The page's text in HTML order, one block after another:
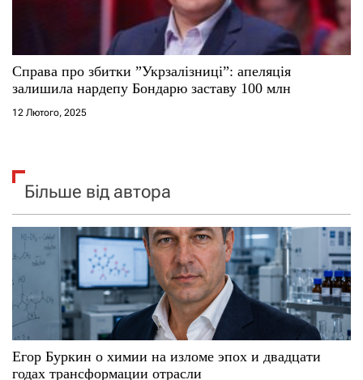
Справа про збитки ”Укрзалізниці”: апеляція
залишила нардепу Бондарю заставу 100 млн
12 Лютого, 2025
Більше від автора
Егор Буркин о химии на изломе эпох и двадцати
годах трансформации отрасли